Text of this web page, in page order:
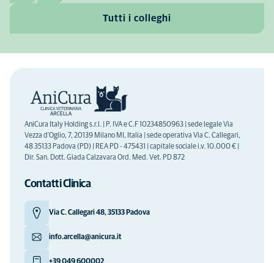
Tutti i colleghi
AniCura Italy Holding s.r.l. | P. IVA e C.F 10234850963 | sede legale Via
Vezza d'Oglio, 7, 20139 Milano MI, Italia | sede operativa Via C. Callegari,
48 35133 Padova (PD) | REA PD - 475431 | capitale sociale i.v. 10.000 € |
Dir. San. Dott. Giada Calzavara Ord. Med. Vet. PD 872
Contatti Clinica
Via C. Callegari 48, 35133 Padova
info.arcella@anicura.it